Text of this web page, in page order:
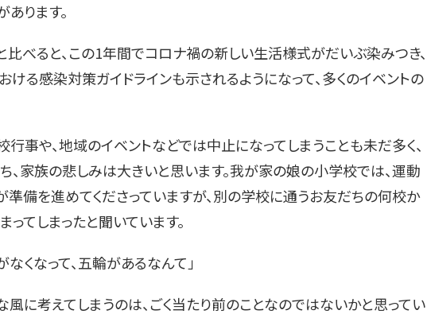
ります。
べると、この1年間でコロナ禍の新しい生活様式がだいぶ染みつき、
ける感染対策ガイドラインも示されるようになって、多くのイベントの
事や、地域のイベントなどでは中止になってしまうことも未だ多く、
、家族の悲しみは大きいと思います。我が家の娘の小学校では、運動
備を進めてくださっていますが、別の学校に通うお友だちの何校か
てしまったと聞いています。
くなって、五輪があるなんて」
に考えてしまうのは、ごく当たり前のことなのではないかと思ってい